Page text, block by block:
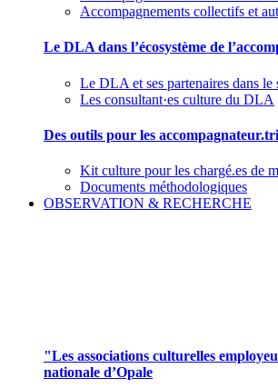
Accompagnements collectifs et
Le DLA dans l’écosystème de
Le DLA et ses partenaires dans le
Les consultant·es culture du DLA
Des outils pour les
Kit culture pour les chargé.es de
Documents méthodologiques
OBSERVATION & RECHERCHE
"Les associations culturelles
nationale d’Opale